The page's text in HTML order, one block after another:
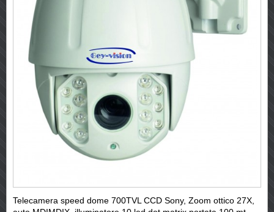
Telecamera speed dome 700TVL CCD Sony, Zoom ottico 27X,